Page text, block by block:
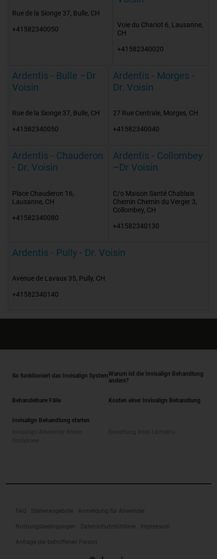
Rue de la Sionge 37, Bulle, CH
+41582340050
Voie du Chariot 6, Lausanne,
CH
+41582340020
Ardentis - Bulle –Dr
Voisin
Rue de la Sionge 37, Bulle, CH
+41582340050
Ardentis - Morges -
Dr. Voisin
27 Rue Centrale, Morges, CH
+41582340040
Ardentis - Chauderon
- Dr. Voisin
Place Chauderon 16,
Lausanne, CH
+41582340080
Ardentis - Collombey
–Dr Voisin
C/o Maison Santé Chablais
Chemin Chemin du Verger 3,
Collombey, CH
+41582340130
Ardentis - Pully - Dr. Voisin
Avenue de Lavaux 35, Pully, CH
+41582340140
So funktioniert das Invisalign SystemWarum ist die Invisalign Behandlung
anders?
Behandelbare Fälle Kosten einer Invisalign Behandlung
Invisalign Behandlung starten
FAQ Stellenangebote Anmeldung für Anwender
Nutzungsbedingungen Datenschutzrichtlinie Impressum
Anfrage der betroffenen Person